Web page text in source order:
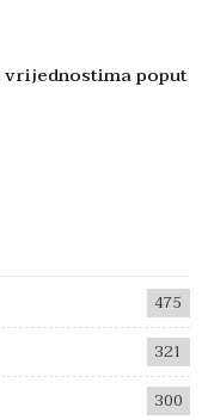
vrijednostima poput
475
321
300